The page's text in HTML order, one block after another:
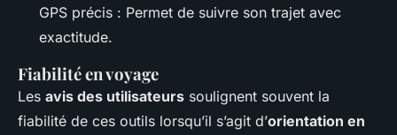
GPS précis : Permet de suivre son trajet avec
exactitude.
Fiabilité en voyage
Les avis des utilisateurs soulignent souvent la
fiabilité de ces outils lorsqu’il s’agit d’orientation en